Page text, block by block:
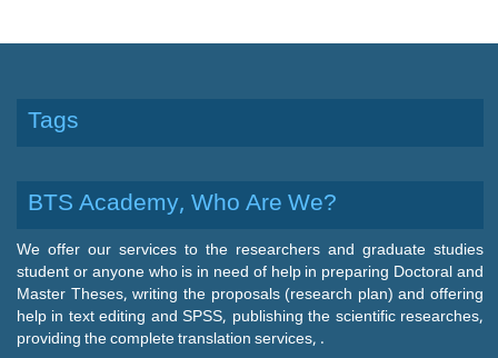
Tags
BTS Academy, Who Are We?
We offer our services to the researchers and graduate studies
student or anyone who is in need of help in preparing Doctoral and
Master Theses, writing the proposals (research plan) and offering
help in text editing and SPSS, publishing the scientific researches,
providing the complete translation services, .